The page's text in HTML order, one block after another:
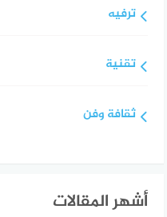
ترفيه
تقنية
ثقافة وفن
أشهر المقالات